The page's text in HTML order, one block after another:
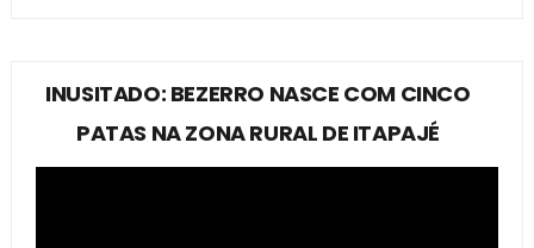
INUSITADO: BEZERRO NASCE COM CINCO
PATAS NA ZONA RURAL DE ITAPAJÉ